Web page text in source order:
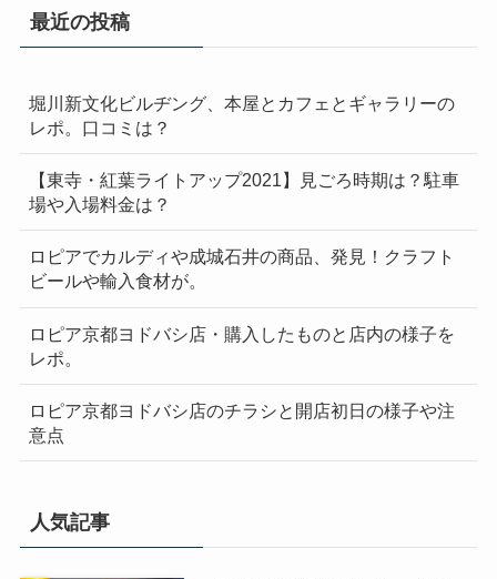
最近の投稿
堀川新文化ビルヂング、本屋とカフェとギャラリーの
レポ。口コミは？
【東寺・紅葉ライトアップ2021】見ごろ時期は？駐車
場や入場料金は？
ロピアでカルディや成城石井の商品、発見！クラフト
ビールや輸入食材が。
ロピア京都ヨドバシ店・購入したものと店内の様子を
レポ。
ロピア京都ヨドバシ店のチラシと開店初日の様子や注
意点
人気記事